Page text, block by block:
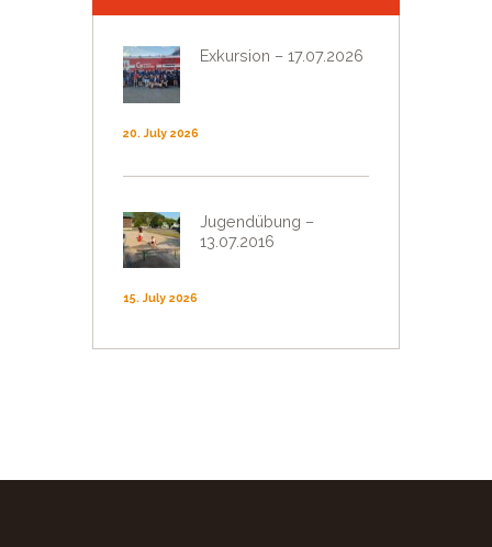
Exkursion – 17.07.2026
20. July 2026
Jugendübung –
13.07.2016
15. July 2026